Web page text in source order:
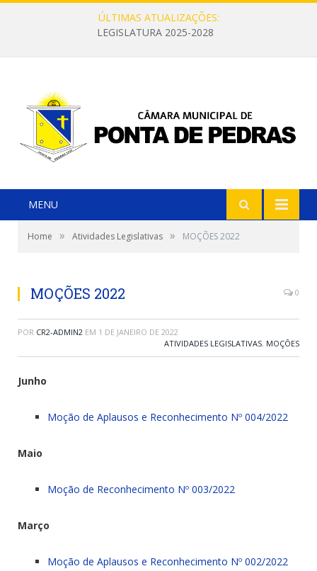
ÚLTIMAS ATUALIZAÇÕES:
LEGISLATURA 2025-2028
MENU
Home » Atividades Legislativas » MOÇÕES 2022
MOÇÕES 2022 0
POR CR2-ADMIN2 EM 1 DE JANEIRO DE 2022
ATIVIDADES LEGISLATIVAS, MOÇÕES
Junho
Moção de Aplausos e Reconhecimento Nº 004/2022
Maio
Moção de Reconhecimento Nº 003/2022
Março
Moção de Aplausos e Reconhecimento Nº 002/2022